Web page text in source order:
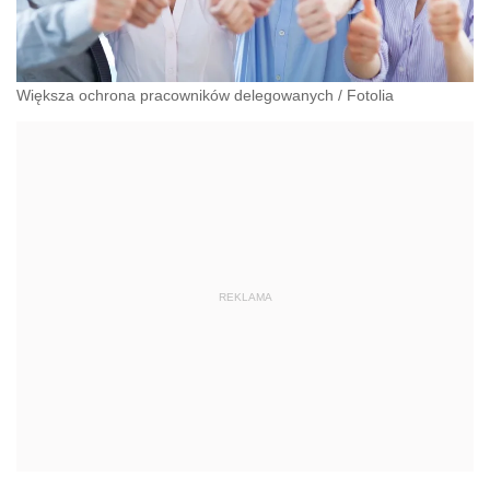
Większa ochrona pracowników delegowanych / Fotolia